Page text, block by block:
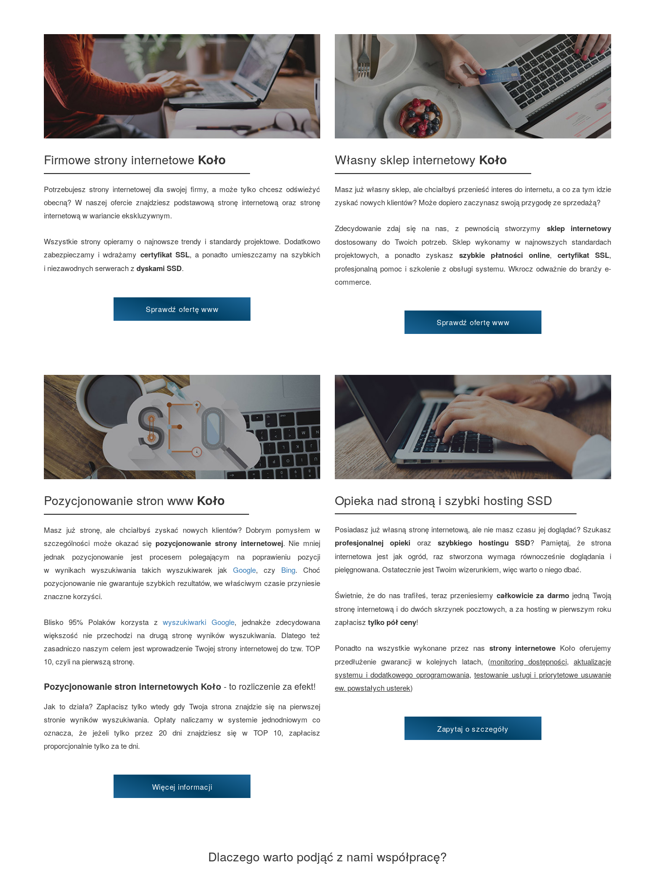
Firmowe strony internetowe Koło
Potrzebujesz strony internetowej dla swojej firmy, a może tylko chcesz odświeżyć
obecną? W naszej ofercie znajdziesz podstawową stronę internetową oraz stronę
internetową w wariancie ekskluzywnym.
Wszystkie strony opieramy o najnowsze trendy i standardy projektowe. Dodatkowo
zabezpieczamy i wdrażamy certyfikat SSL, a ponadto umieszczamy na szybkich
i niezawodnych serwerach z dyskami SSD.
Sprawdź ofertę www
Własny sklep internetowy Koło
Masz już własny sklep, ale chciałbyś przenieść interes do internetu, a co za tym idzie
zyskać nowych klientów? Może dopiero zaczynasz swoją przygodę ze sprzedażą?
Zdecydowanie zdaj się na nas, z pewnością stworzymy sklep internetowy
dostosowany do Twoich potrzeb. Sklep wykonamy w najnowszych standardach
projektowych, a ponadto zyskasz szybkie płatności online, certyfikat SSL,
profesjonalną pomoc i szkolenie z obsługi systemu. Wkrocz odważnie do branży e-
commerce.
Sprawdź ofertę www
Pozycjonowanie stron www Koło
Masz już stronę, ale chciałbyś zyskać nowych klientów? Dobrym pomysłem w
szczególności może okazać się pozycjonowanie strony internetowej. Nie mniej
jednak pozycjonowanie jest procesem polegającym na poprawieniu pozycji
w wynikach wyszukiwania takich wyszukiwarek jakGoogle, czy Bing. Choć
pozycjonowanie nie gwarantuje szybkich rezultatów, we właściwym czasie przyniesie
znaczne korzyści.
Blisko 95% Polaków korzysta zwyszukiwarki Google, jednakże zdecydowana
większość nie przechodzi na drugą stronę wyników wyszukiwania. Dlatego też
zasadniczo naszym celem jest wprowadzenie Twojej strony internetowej do tzw. TOP
10, czyli na pierwszą stronę.
Pozycjonowanie stron internetowych Koło- to rozliczenie za efekt!
Jak to działa? Zapłacisz tylko wtedy gdy Twoja strona znajdzie się na pierwszej
stronie wyników wyszukiwania. Opłaty naliczamy w systemie jednodniowym co
oznacza, że jeżeli tylko przez 20 dni znajdziesz się w TOP 10, zapłacisz
proporcjonalnie tylko za te dni.
Więcej informacji
Opieka nad stroną i szybki hosting SSD
Posiadasz już własną stronę internetową, ale nie masz czasu jej doglądać? Szukasz
profesjonalnej opieki oraz szybkiego hostingu SSD? Pamiętaj, że strona
internetowa jest jak ogród, raz stworzona wymaga równocześnie doglądania i
pielęgnowana. Ostatecznie jest Twoim wizerunkiem, więc warto o niego dbać.
Świetnie, że do nas trafiłeś, teraz przeniesiemy całkowicie za darmojedną Twoją
stronę internetową i do dwóch skrzynek pocztowych, a za hosting w pierwszym roku
zapłacisz tylko pół ceny!
Ponadto na wszystkie wykonane przez nas strony internetowe Koło oferujemy
przedłużenie gwarancji w kolejnych latach, (monitoring dostępności,aktualizacje
systemu i dodatkowego oprogramowania, testowanie usługi i priorytetowe usuwanie
ew. powstałych usterek)
Zapytaj o szczegóły
Dlaczego warto podjąć z nami współpracę?